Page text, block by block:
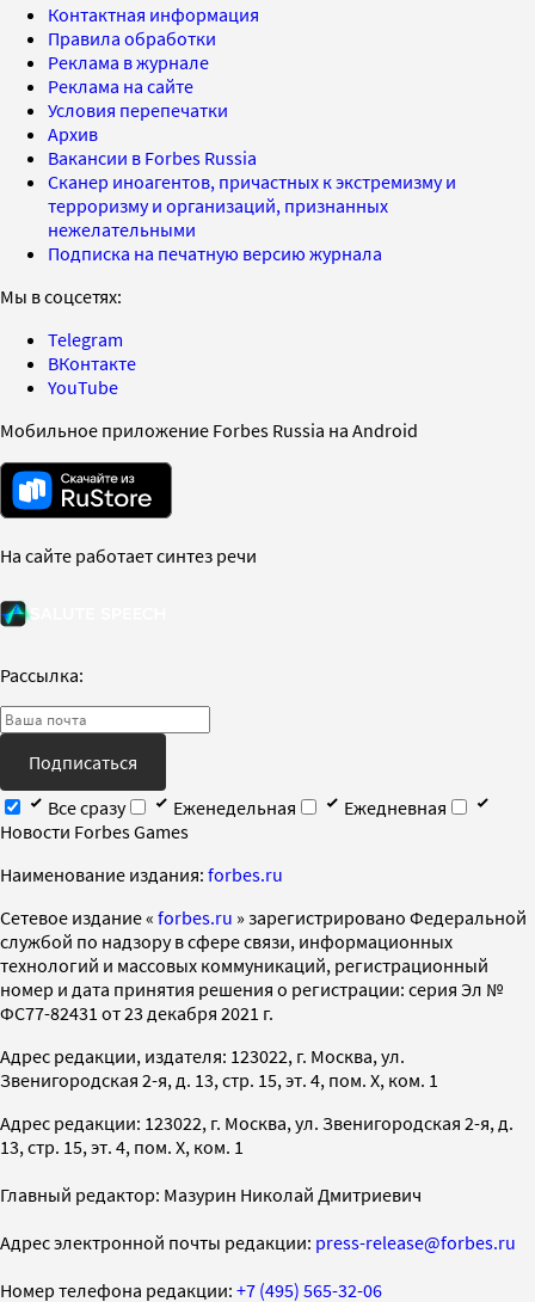
Контактная информация
Правила обработки
Реклама в журнале
Реклама на сайте
Условия перепечатки
Архив
Вакансии в Forbes Russia
Сканер иноагентов, причастных к экстремизму и
терроризму и организаций, признанных
нежелательными
Подписка на печатную версию журнала
Мы в соцсетях:
Telegram
ВКонтакте
YouTube
Мобильное приложение Forbes Russia на Android
На сайте работает синтез речи
Рассылка:
Подписаться
Все сразу
Еженедельная
Ежедневная
Новости Forbes Games
Наименование издания: forbes.ru
Cетевое издание « forbes.ru » зарегистрировано Федеральной
службой по надзору в сфере связи, информационных
технологий и массовых коммуникаций, регистрационный
номер и дата принятия решения о регистрации: серия Эл №
ФС77-82431 от 23 декабря 2021 г.
Адрес редакции, издателя: 123022, г. Москва, ул.
Звенигородская 2-я, д. 13, стр. 15, эт. 4, пом. X, ком. 1
Адрес редакции: 123022, г. Москва, ул. Звенигородская 2-я, д.
13, стр. 15, эт. 4, пом. X, ком. 1
Главный редактор: Мазурин Николай Дмитриевич
Адрес электронной почты редакции: press-release@forbes.ru
Номер телефона редакции: +7 (495) 565-32-06